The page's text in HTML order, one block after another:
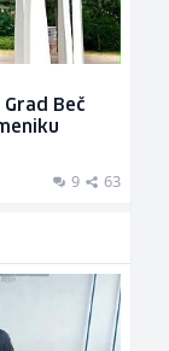
Beč
9 63